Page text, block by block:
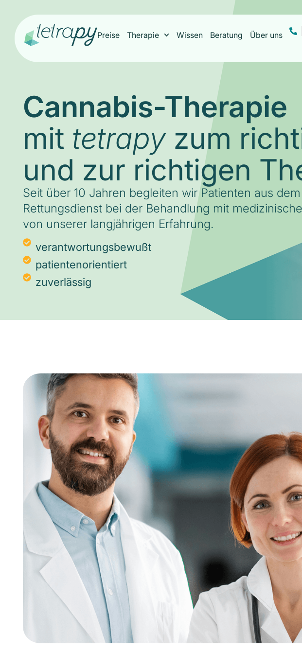
Preise Therapie Wissen Beratung Über uns
Cannabis-Therapie
mit tetrapyzum
und zur richtigen
Seit über 10 Jahren begleiten wir Patienten aus
Rettungsdienst bei der Behandlung mit
von unserer langjährigen Erfahrung.
verantwortungsbewußt
patientenorientiert
zuverlässig